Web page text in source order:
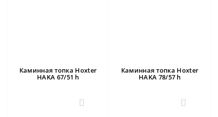
Каминная топка Hoxter
HAKA 67/51 h
0
Каминная топка Hoxter
HAKA 78/57 h
0